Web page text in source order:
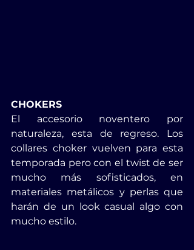
CHOKERS
El accesorio noventero por
naturaleza, esta de regreso. Los
collares choker vuelven para esta
temporada pero con el twist de ser
mucho más sofisticados, en
materiales metálicos y perlas que
harán de un look casual algo con
mucho estilo.